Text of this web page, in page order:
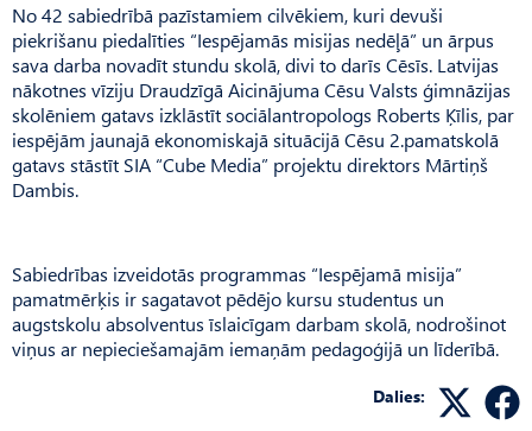
No 42 sabiedrībā pazīstamiem cilvēkiem, kuri devuši
piekrišanu piedalīties “Iespējamās misijas nedēļā” un ārpus
sava darba novadīt stundu skolā, divi to darīs Cēsīs. Latvijas
nākotnes vīziju Draudzīgā Aicinājuma Cēsu Valsts ģimnāzijas
skolēniem gatavs izklāstīt sociālantropologs Roberts Ķīlis, par
iespējām jaunajā ekonomiskajā situācijā Cēsu 2.pamatskolā
gatavs stāstīt SIA “Cube Media” projektu direktors Mārtiņš
Dambis.
Sabiedrības izveidotās programmas “Iespējamā misija”
pamatmērķis ir sagatavot pēdējo kursu studentus un
augstskolu absolventus īslaicīgam darbam skolā, nodrošinot
viņus ar nepieciešamajām iemaņām pedagoģijā un līderībā.
Dalies: